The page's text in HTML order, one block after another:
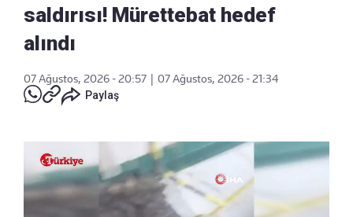
saldırısı! Mürettebat hedef
alındı
07 Ağustos, 2026 - 20:57
07 Ağustos, 2026 - 21:34
Paylaş